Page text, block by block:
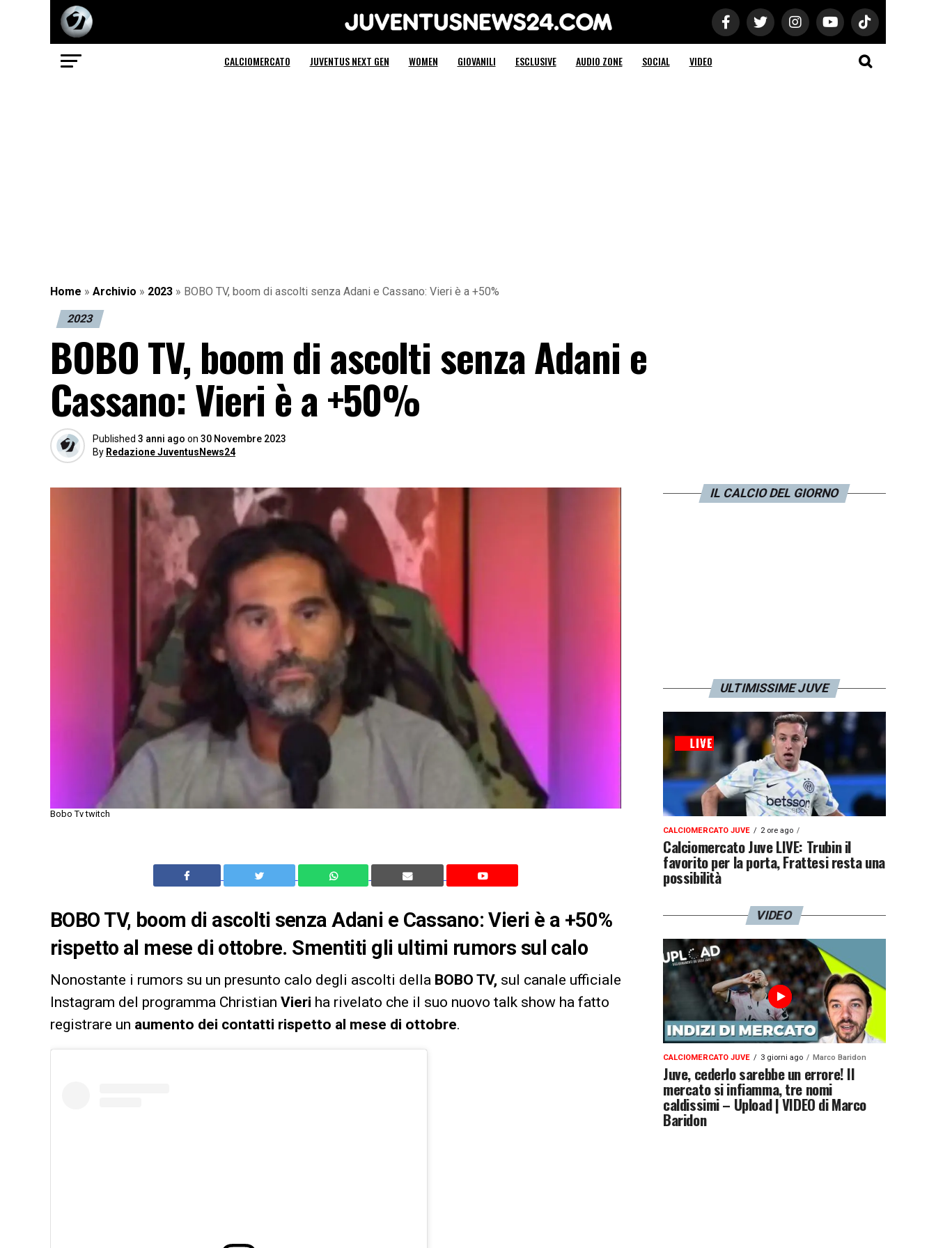
Juventus News 24
CALCIOMERCATO JUVENTUS NEXT GEN WOMEN GIOVANILI ESCLUSIVE AUDIO ZONE SOCIAL VIDEO
Home » Archivio » 2023 » BOBO TV, boom di ascolti senza Adani e Cassano: Vieri è a +50%
2023
BOBO TV, boom di ascolti senza Adani e
Cassano: Vieri è a +50%
Published 3 anni ago on 30 Novembre 2023
By Redazione JuventusNews24
Bobo Tv twitch
BOBO TV, boom di ascolti senza Adani e Cassano: Vieri è a +50%
rispetto al mese di ottobre. Smentiti gli ultimi rumors sul calo
Nonostante i rumors su un presunto calo degli ascolti della BOBO TV, sul canale ufficiale
Instagram del programma Christian Vieri ha rivelato che il suo nuovo talk show ha fatto
registrare un aumento dei contatti rispetto al mese di ottobre.
IL CALCIO DEL GIORNO
ULTIMISSIME JUVE
CALCIOMERCATO JUVE 2 ore ago
Calciomercato Juve LIVE: Trubin il
favorito per la porta, Frattesi resta una
possibilità
VIDEO
CALCIOMERCATO JUVE 3 giorni ago Marco Baridon
Juve, cederlo sarebbe un errore! Il
mercato si infiamma, tre nomi
caldissimi – Upload | VIDEO di Marco
Baridon